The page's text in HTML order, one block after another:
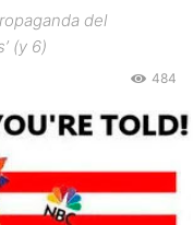
del
(y 6)
484